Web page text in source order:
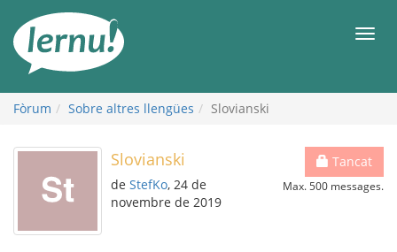
contingut
Fòrum Sobre altres llengües Slovianski
Tancat
Max. 500 messages.
Slovianski
de StefKo, 24 de
novembre de 2019